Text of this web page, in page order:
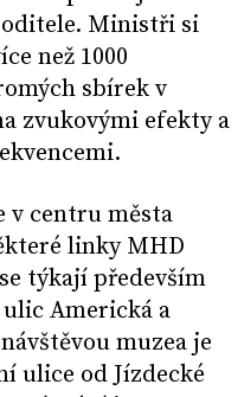
Ministři si
než 1000
sbírek v
zvukovými efekty a
v centru města
linky MHD
týkají především
Americká a
muzea je
ulice od Jízdecké